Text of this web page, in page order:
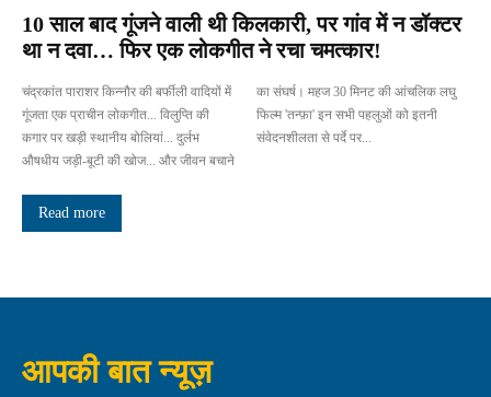
10 साल बाद गूंजने वाली थी किलकारी, पर गांव में न डॉक्टर
था न दवा… फिर एक लोकगीत ने रचा चमत्कार!
चंद्रकांत पाराशर किन्नौर की बर्फीली वादियों में
गूंजता एक प्राचीन लोकगीत... विलुप्ति की
कगार पर खड़ी स्थानीय बोलियां... दुर्लभ
औषधीय जड़ी-बूटी की खोज... और जीवन बचाने
का संघर्ष। महज 30 मिनट की आंचलिक लघु
फिल्म 'तन्फ़ा' इन सभी पहलुओं को इतनी
संवेदनशीलता से पर्दे पर...
Read more
आपकी बात न्यूज़